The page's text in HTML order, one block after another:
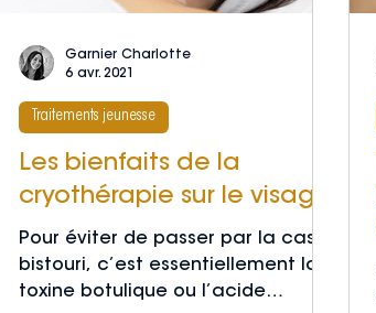
Les bienfaits de la
cryothérapie sur le visage
Pour éviter de passer par la case
bistouri, c’est essentiellement la
toxine botulique ou l’acide
Traitements jeunesse
Garnier Charlotte
6 avr. 2021